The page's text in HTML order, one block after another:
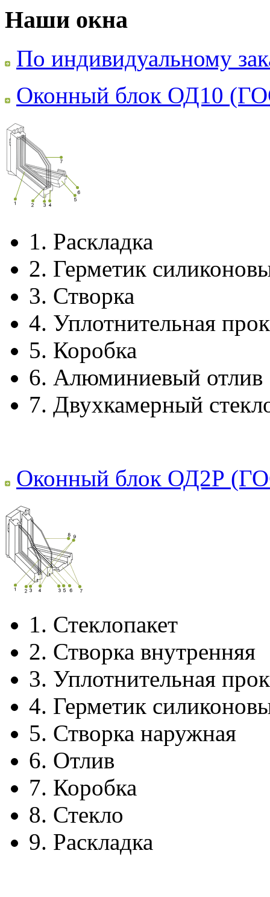
Наши окна
По индивидуальному
Оконный блок ОД10
1. Раскладка
2. Герметик
3. Створка
4. Уплотнительная
5. Коробка
6. Алюминиевый отлив
7. Двухкамерный
Оконный блок ОД2Р
1. Стеклопакет
2. Створка внутренняя
3. Уплотнительная
4. Герметик
5. Створка наружная
6. Отлив
7. Коробка
8. Стекло
9. Раскладка